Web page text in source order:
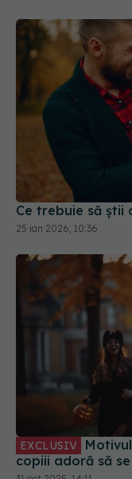
Ce trebuie să
25 ian 2026, 10:36
EXCLUSIV Motivul incredibil pentru care adulții și
copiii adoră să
31 oct 2025, 14:11